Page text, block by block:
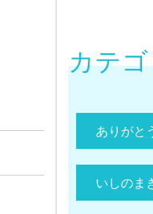
カテ
ありがと
いしのま